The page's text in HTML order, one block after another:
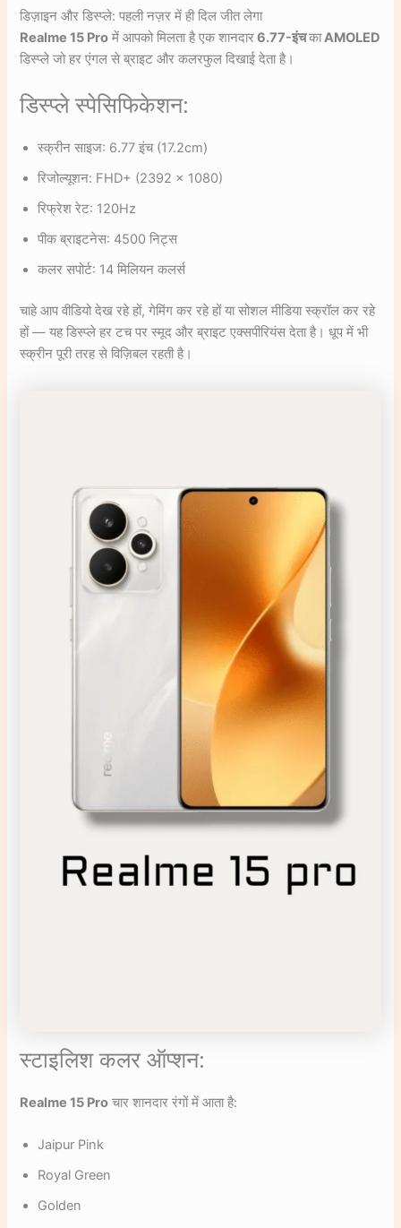
डिज़ाइन और डिस्प्ले: पहली नज़र में ही दिल जीत लेगा
Realme 15 Pro में आपको मिलता है एक शानदार6.77-इंचकाAMOLED
डिस्प्ले जो हर एंगल से ब्राइट और कलरफुल दिखाई देता है।
डिस्प्ले स्पेसिफिकेशन:
स्क्रीन साइज: 6.77 इंच (17.2cm)
रिजोल्यूशन: FHD+ (2392 x 1080)
रिफ्रेश रेट: 120Hz
पीक ब्राइटनेस: 4500 निट्स
कलर सपोर्ट: 14 मिलियन कलर्स
चाहे आप वीडियो देख रहे हों, गेमिंग कर रहे हों या सोशल मीडिया स्क्रॉल कर रहे
हों — यह डिस्प्ले हर टच पर स्मूद और ब्राइट एक्सपीरियंस देता है। धूप में भी
स्क्रीन पूरी तरह से विज़िबल रहती है।
स्टाइलिश कलर ऑप्शन:
Realme 15 Pro चार शानदार रंगों में आता है:
Jaipur Pink
Royal Green
Golden